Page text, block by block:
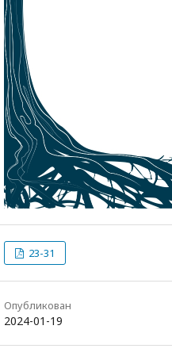
23-31
Опубликован
2024-01-19